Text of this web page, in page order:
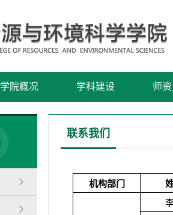
学院概况 学科建设 师
联系我们
机构部门